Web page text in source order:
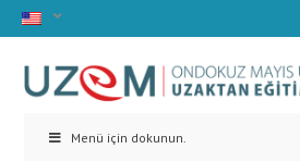
Menü için dokunun.